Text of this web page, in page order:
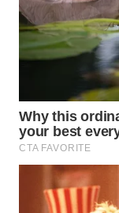
WN
SAMOSIR
PADANG
LAWAS
WN
SUMEDANG